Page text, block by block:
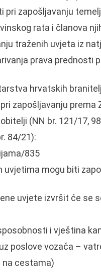
pri zapošljavanju
rata i članova
traženih uvjeta iz
prava prednosti
hrvatskih
zapošljavanju
(NN br. 121/17,
84/21):
835
mogu biti
uvjete izvršit će se
i vještina
poslove vozača –
na cestama)